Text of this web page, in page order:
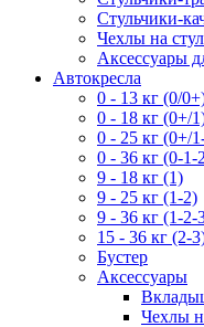
Стульчики-
Чехлы на
Аксессуары
Автокресла
0 - 13 кг (0/
0 - 18 кг (0+/
0 - 25 кг (0+/
0 - 36 кг (0-1-
9 - 18 кг (1)
9 - 25 кг (1-2)
9 - 36 кг (1-2-
15 - 36 кг (2-
Бустер
Аксессуары
Чехлы